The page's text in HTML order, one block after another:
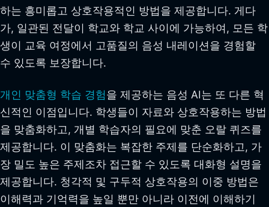
하는 흥미롭고 상호작용적인 방법을 제공합니다. 게다
가, 일관된 전달이 학교와 학교 사이에 가능하여, 모든 학
생이 교육 여정에서 고품질의 음성 내레이션을 경험할
수 있도록 보장합니다.
개인 맞춤형 학습 경험을 제공하는 음성 AI는 또 다른 혁
신적인 이점입니다. 학생들이 자료와 상호작용하는 방법
을 맞춤화하고, 개별 학습자의 필요에 맞춘 오랄 퀴즈를
제공합니다. 이 맞춤화는 복잡한 주제를 단순화하고, 가
장 밀도 높은 주제조차 접근할 수 있도록 대화형 설명을
제공합니다. 청각적 및 구두적 상호작용의 이중 방법은
이해력과 기억력을 높일 뿐만 아니라 이전에 이해하기